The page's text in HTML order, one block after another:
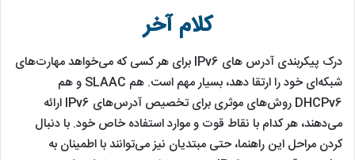
می‌دهند، هر کدام با نقاط قوت و موارد استفاده خاص خود. با دنبال
پیکربندی آدرس های IPv6 بپردازند و اطمینان حاصل کنند که
دستگاه‌هایشان به‌درستی پیکربندی شده‌اند. با پیشرفت جهان به سمت
ارتباطات بیشتر، تسلط داشتن بر مبحث IPv6 نه تنها به شما در
تلاش‌های شبکه‌ای کمک می‌کند بلکه شما را در خط مقدم پیشرفت‌های
فناوری قرار می‌دهد. موفق باشید!